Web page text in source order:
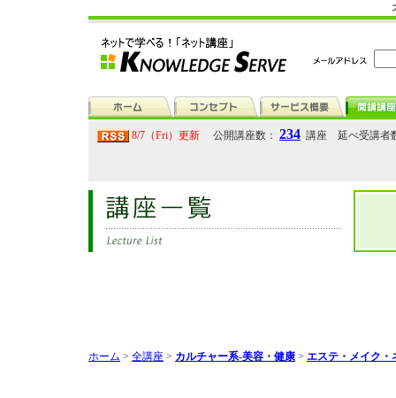
8/7（Fri）更新 公開講座数： 234 講座 延べ受講者
ホーム > 全講座 > カルチャー系-美容・健康 > エステ・メイク・